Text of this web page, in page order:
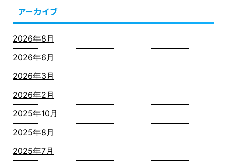
アーカイブ
2026年8月
2026年6月
2026年3月
2026年2月
2025年10月
2025年8月
2025年7月